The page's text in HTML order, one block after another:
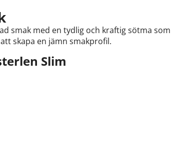
smak med en tydlig och kraftig sötma
skapa en jämn smakprofil.
Slim